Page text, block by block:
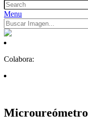
Menu
Colabora: